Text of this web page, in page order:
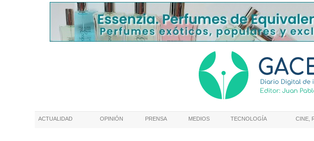
ACTUALIDAD OPINIÓN PRENSA MEDIOS TECNOLOGÍA CINE,